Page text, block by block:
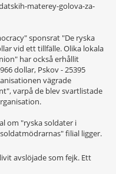
materey-golova-za-
sponsrat "De ryska
vid ett tillfälle. Olika lokala
har också erhållit
dollar, Pskov - 25395
vägrade
varpå de blev svartlistade
om "ryska soldater i
s" filial ligger.
avslöjade som fejk. Ett